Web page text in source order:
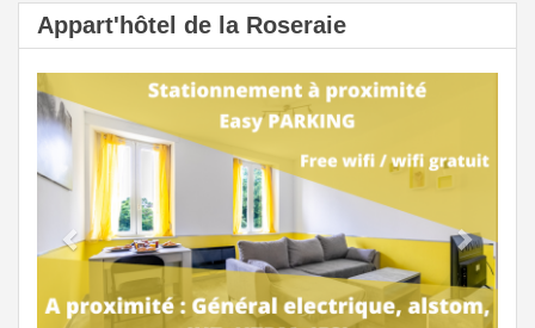
Appart'hôtel de la Roseraie
Previous